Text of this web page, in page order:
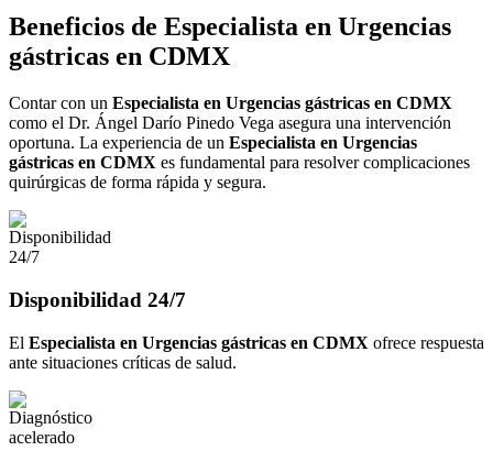
Beneficios de Especialista en Urgencias
gástricas en CDMX
Contar con un Especialista en Urgencias gástricas en CDMX
como el Dr. Ángel Darío Pinedo Vega asegura una intervención
oportuna. La experiencia de un Especialista en Urgencias
gástricas en CDMX es fundamental para resolver complicaciones
quirúrgicas de forma rápida y segura.
Disponibilidad 24/7
El Especialista en Urgencias gástricas en CDMX ofrece respuesta
ante situaciones críticas de salud.